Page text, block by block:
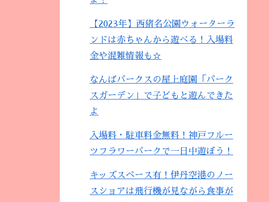
【2023年】西猪名公園ウォーターラ
ンドは赤ちゃんから遊べる！入場料
金や混雑情報も☆
なんばパークスの屋上庭園「パーク
スガーデン」で子どもと遊んできた
よ
入場料・駐車料金無料！神戸フルー
ツフラワーパークで一日中遊ぼう！
キッズスペース有！伊丹空港のノー
スショアは飛行機が見ながら食事が